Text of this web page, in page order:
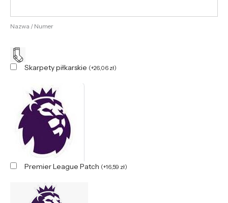
Nazwa / Numer
Skarpety piłkarskie (+26,06 zł)
Premier League Patch (+16,59 zł)